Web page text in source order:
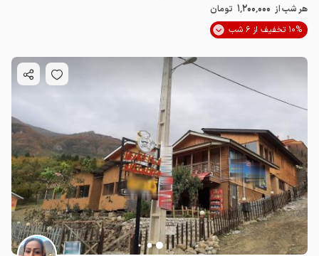
هر شب از 1٬200٬000 تومان
10% تخفیف از 6 شب